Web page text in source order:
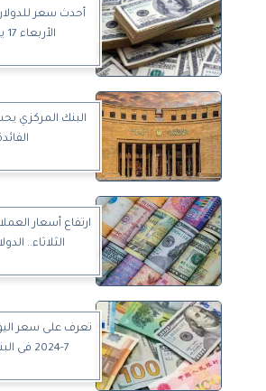
أحدث سعر
الأربعاء 17 يوليو 2024
البنك المركزي
ارتفاع أسعار
الثلاثاء..
7-2024 فى البنوك المصرية